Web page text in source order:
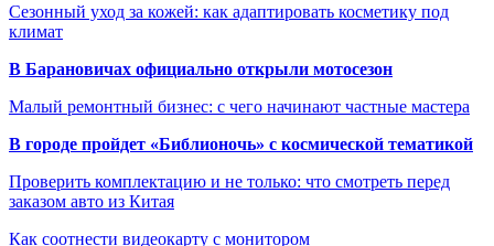
Сезонный уход за кожей: как адаптировать косметику под
климат
В Барановичах официально открыли мотосезон
Малый ремонтный бизнес: с чего начинают частные мастера
В городе пройдет «Библионочь» с космической тематикой
Проверить комплектацию и не только: что смотреть перед
заказом авто из Китая
Как соотнести видеокарту с монитором